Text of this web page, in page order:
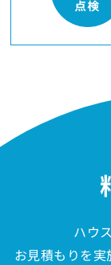
ハウ
お見積もりを